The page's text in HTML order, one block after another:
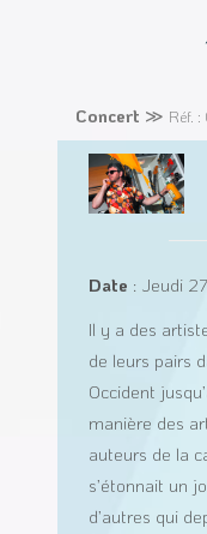
Concert ≫ Réf.
Date : Jeudi
Il y a des
de leurs pairs
Occident
manière des
auteurs de la
s’étonnait un
d’autres qui